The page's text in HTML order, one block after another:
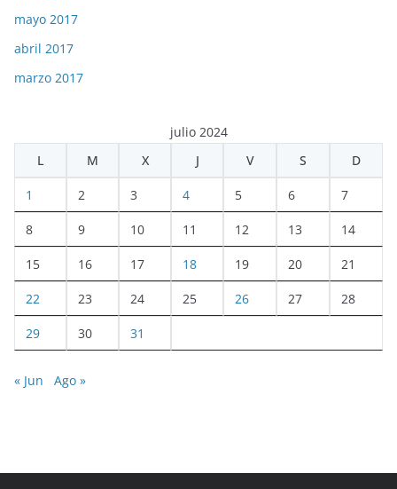
mayo 2017
abril 2017
marzo 2017
julio 2024
L
M X J V S D
1 2 3 4 5 6 7
8 9 10 11 12 13 14
15 16 17 18 19 20 21
22 23 24 25 26 27 28
29 30 31
« Jun Ago »